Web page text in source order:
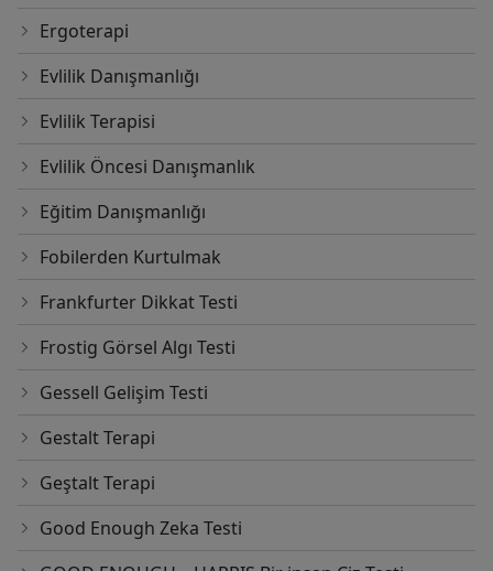
Ergoterapi
Evlilik Danışmanlığı
Evlilik Terapisi
Evlilik Öncesi Danışmanlık
Eğitim Danışmanlığı
Fobilerden Kurtulmak
Frankfurter Dikkat Testi
Frostig Görsel Algı Testi
Gessell Gelişim Testi
Gestalt Terapi
Geştalt Terapi
Good Enough Zeka Testi